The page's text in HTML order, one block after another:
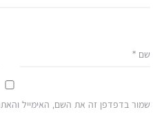
שם *
שמור בדפדפן זה את השם, האימייל